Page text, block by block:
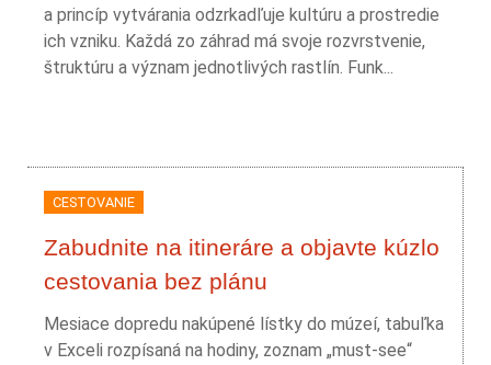
a princíp vytvárania odzrkadľuje kultúru a prostredie
ich vzniku. Každá zo záhrad má svoje rozvrstvenie,
štruktúru a význam jednotlivých rastlín. Funk...
CESTOVANIE
Zabudnite na itineráre a objavte kúzlo
cestovania bez plánu
Mesiace dopredu nakúpené lístky do múzeí, tabuľka
v Exceli rozpísaná na hodiny, zoznam „must-see“